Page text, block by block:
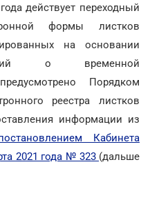
действует переходный
формы листков
на основании
о временной
Порядком
реестра листков
информации из
Кабинета
2021 года № 323 (дальше